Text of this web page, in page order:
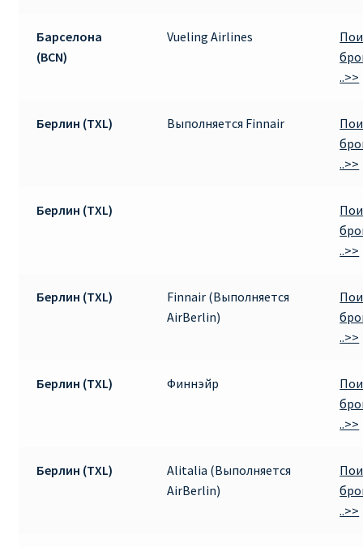
Милан
РЕГИСТРАЦИЯ НА РЕЙС RYANAIR
Барселона
(BCN)
Vueling Airlines
..>>
Берлин (TXL) Выполняется Finnair
..>>
Берлин (TXL)
..>>
Берлин (TXL)
Finnair (Выполняется
AirBerlin)
..>>
Берлин (TXL) Финнэйр
..>>
Берлин (TXL)
Alitalia (Выполняется
AirBerlin)
..>>